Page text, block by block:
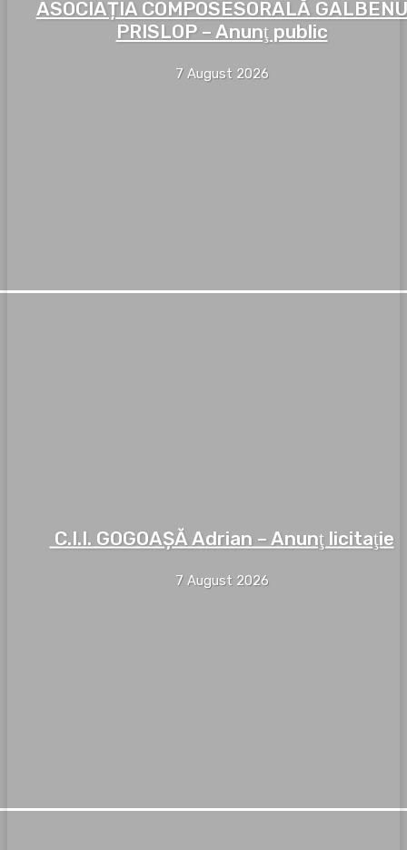
ASOCIAȚIA COMPOSESORALĂ GALBENU
PRISLOP – Anunţ public
7 August 2026
C.I.I. GOGOAŞĂ Adrian – Anunţ licitaţie
7 August 2026